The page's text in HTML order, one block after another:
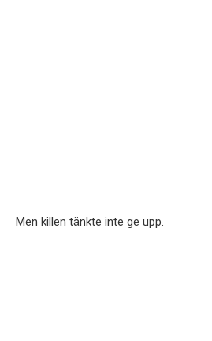
Men killen tänkte inte ge upp.